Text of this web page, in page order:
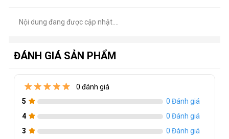
Display Port
Dây kèm theo trong hộp
Nội dung đang được cập nhật....
ĐÁNH GIÁ SẢN PHẨM
0 đánh giá
5
0 Đánh giá
4
0 Đánh giá
3
0 Đánh giá